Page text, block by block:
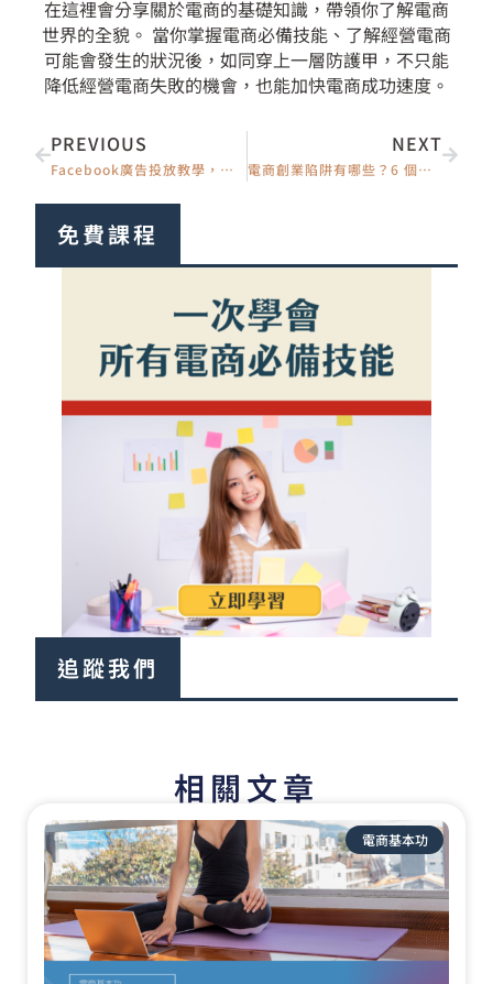
在這裡會分享關於電商的基礎知識，帶領你了解電商
世界的全貌。 當你掌握電商必備技能、了解經營電商
可能會發生的狀況後，如同穿上一層防護甲，不只能
降低經營電商失敗的機會，也能加快電商成功速度。
上一頁
PREVIOUS
Facebook廣告投放教學，完整圖文步驟+廣告後台詳細設定
NEXT
電商創業陷阱有哪些？6 個讓新手賠錢的雷與避開方法
下一篇
免費課程
追蹤我們
相關文章
電商基本功
頁
面
頁
面